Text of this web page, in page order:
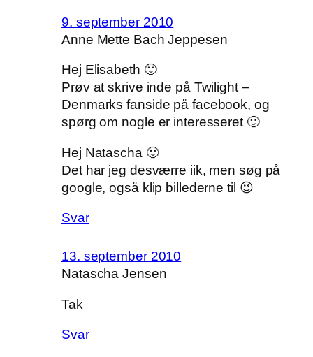
9. september 2010
Anne Mette Bach Jeppesen
Hej Elisabeth 🙂
Prøv at skrive inde på Twilight –
Denmarks fanside på facebook, og
spørg om nogle er interesseret 🙂
Hej Natascha 🙂
Det har jeg desværre iik, men søg på
google, også klip billederne til 😉
Svar
13. september 2010
Natascha Jensen
Tak
Svar